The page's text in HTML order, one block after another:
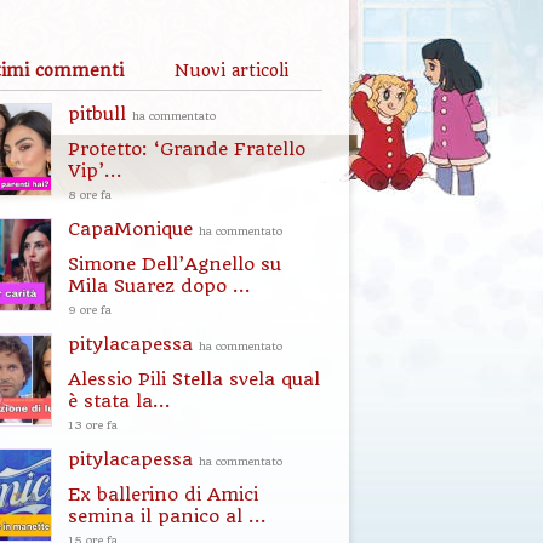
commenti Nuovi articoli
pitbull ha commentato
Protetto: ‘Grande Fratello
Vip’...
8 ore fa
CapaMonique ha commentato
Simone Dell’Agnello su
Mila Suarez dopo ...
9 ore fa
pitylacapessa ha commentato
Alessio Pili Stella svela qual
è stata la...
13 ore fa
pitylacapessa ha commentato
Ex ballerino di Amici
semina il panico al ...
15 ore fa